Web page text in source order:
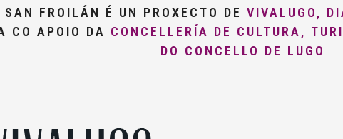
FROILÁN É UN PROXECTO DE VIVALUGO,
CO APOIO DA CONCELLERÍA DE CULTURA,
DO CONCELLO DE LUGO